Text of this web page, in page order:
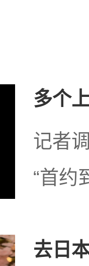
多个
记者
“首约
去日